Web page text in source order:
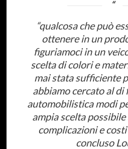
“qualcosa che può
ottenere in un
figuriamoci in un
scelta di colori e
mai stata sufficiente
abbiamo cercato al
automobilistica modi
ampia scelta
complicazioni e
concluso